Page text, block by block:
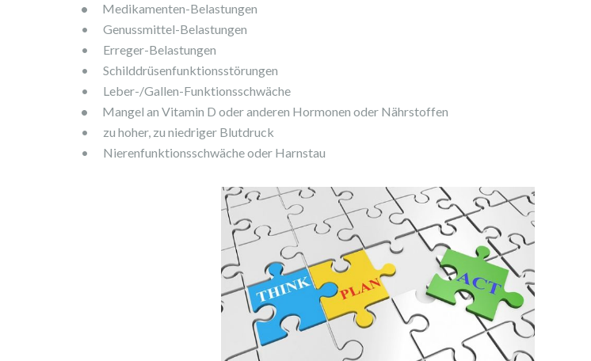
•
Medikamenten-Belastungen
• Genussmittel-Belastungen
• Erreger-Belastungen
• Schilddrüsenfunktionsstörungen
• Leber-/Gallen-Funktionsschwäche
•
Mangel an Vitamin D oder anderen Hormonen oder Nährstoffen
• zu hoher, zu niedriger Blutdruck
• Nierenfunktionsschwäche oder Harnstau